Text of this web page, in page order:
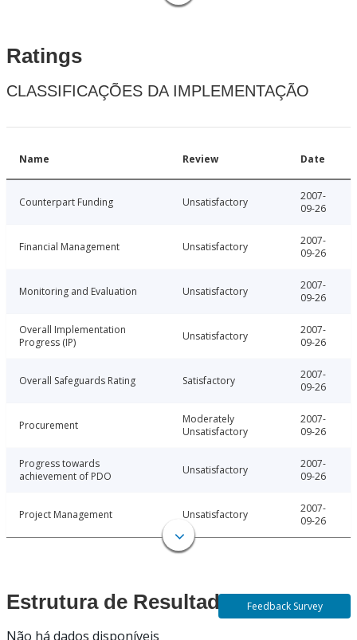
Ratings
CLASSIFICAÇÕES DA IMPLEMENTAÇÃO
Name Review Date
Counterpart Funding Unsatisfactory
2007-
09-26
Financial Management Unsatisfactory
2007-
09-26
Monitoring and Evaluation Unsatisfactory
2007-
09-26
Overall Implementation
Progress (IP)
Unsatisfactory
2007-
09-26
Overall Safeguards Rating Satisfactory
2007-
09-26
Procurement
Moderately
Unsatisfactory
2007-
09-26
Progress towards
achievement of PDO
Unsatisfactory
2007-
09-26
Project Management Unsatisfactory
2007-
09-26
Estrutura de Resultados
Não há dados disponíveis
Feedback Survey